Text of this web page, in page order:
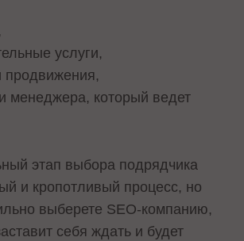
услуги,
продвижения,
менеджера, который ведет
этап выбора подрядчика
и кропотливый процесс, но
выберете SEO-компанию,
себя ждать и будет